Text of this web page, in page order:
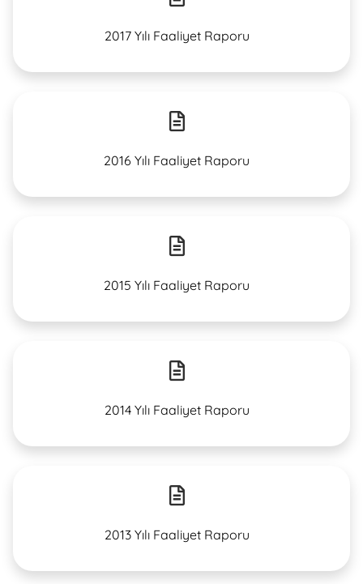
2017 Yılı Faaliyet Raporu
2016 Yılı Faaliyet Raporu
2015 Yılı Faaliyet Raporu
2014 Yılı Faaliyet Raporu
2013 Yılı Faaliyet Raporu